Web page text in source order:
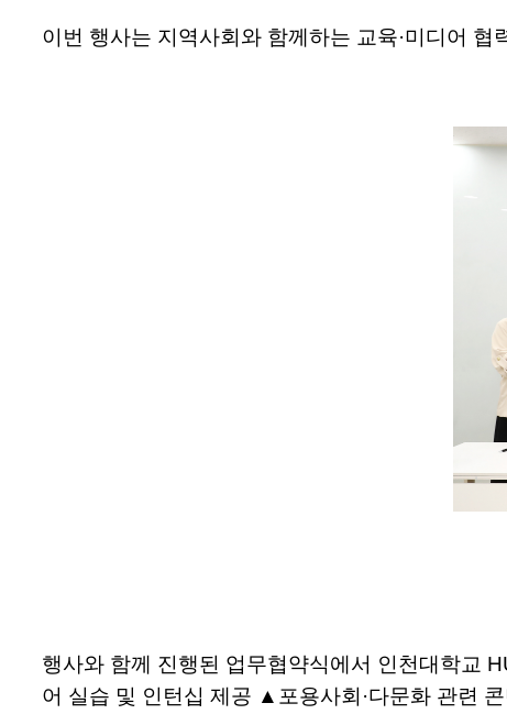
이번 행사는 지역사회와 함께하는 교육·미디어
행사와 함께 진행된 업무협약식에서 인천대학교
어 실습 및 인턴십 제공 ▲포용사회·다문화 관련